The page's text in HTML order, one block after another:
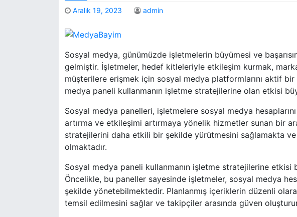
Aralık 19, 2023 admin
Sosyal medya, günümüzde işletmelerin büyümesi ve
gelmiştir. İşletmeler, hedef kitleleriyle etkileşim kurmak,
müşterilere erişmek için sosyal medya platformlarını aktif
medya paneli kullanmanın işletme stratejilerine olan etkisi
Sosyal medya panelleri, işletmelere sosyal medya
artırma ve etkileşimi artırmaya yönelik hizmetler sunan bir
stratejilerini daha etkili bir şekilde yürütmesini sağlamakta ve
olmaktadır.
Sosyal medya paneli kullanmanın işletme stratejilerine etkisi
Öncelikle, bu paneller sayesinde işletmeler, sosyal medya
şekilde yönetebilmektedir. Planlanmış içeriklerin düzenli
temsil edilmesini sağlar ve takipçiler arasında güven